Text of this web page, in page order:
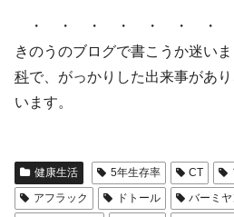
・ ・ ・ ・ ・ ・ ・
きのうのブログで書こうか迷い
科で、がっかりした出来事があ
います。
健康生活 5年生存率 CT
アフラック
ドトール バーミヤ